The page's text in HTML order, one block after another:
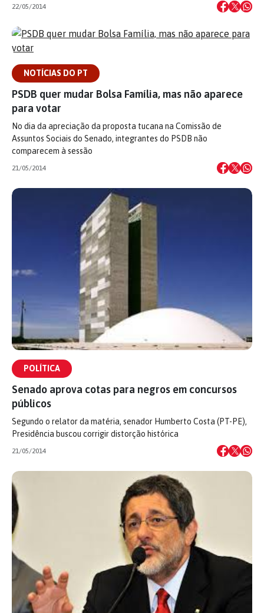
22/05/2014
NOTÍCIAS DO PT
PSDB quer mudar Bolsa Família, mas não aparece
para votar
No dia da apreciação da proposta tucana na Comissão de
Assuntos Sociais do Senado, integrantes do PSDB não
comparecem à sessão
21/05/2014
POLÍTICA
Senado aprova cotas para negros em concursos
públicos
Segundo o relator da matéria, senador Humberto Costa (PT-PE),
Presidência buscou corrigir distorção histórica
21/05/2014